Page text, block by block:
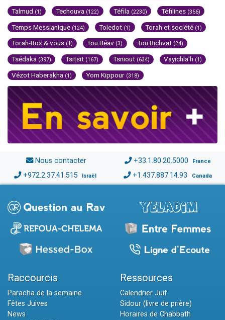
Talmud (1) Techouva (122) Téfila (2230) Téfilines (356)
Temps Messianique (124) Toledot (1) Torah et société (1)
Torah-Box & vous (1) Tou Béav (3) Tou Bichvat (24)
Tsédaka (397) Tsitsit (167) Tsniout (634) Vayichla'h (1)
Vézot Haberakha (1) Yom Kippour (318)
Nous contacter +33.1.80.20.5000 France
+972.2.37.41.515 Israël +1.437.887.14.93 Canada
Raccourcis
Paracha de la semaine
Fêtes Juives
News
Ressources
Calendrier Juif
Sidour (livre de prière)
Horaires de Chabbath